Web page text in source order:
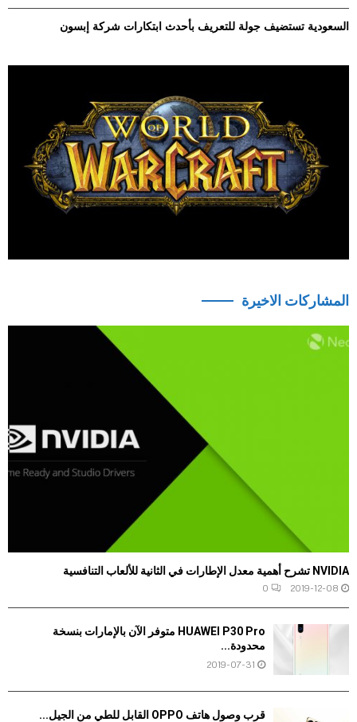
السعودية تستضيف جولة للتعريف بأحدث ابتكارات شركة إبسون
المشاركات الاخيرة
NVIDIA تشرح أهمية معدل الإطارات في الثانية للألعاب التنافسية
2019-12-08
0
HUAWEI P30 Pro متوفر الآن بالإمارات بنسخة
محدودة...
2019-07-31
قرب وصول هاتف OPPO القابل للطي من الجيل...